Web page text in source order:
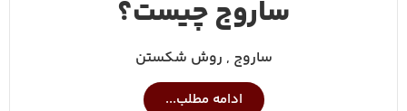
ساروج چیست؟
ساروج , روش شکستن
ادامه مطلب...